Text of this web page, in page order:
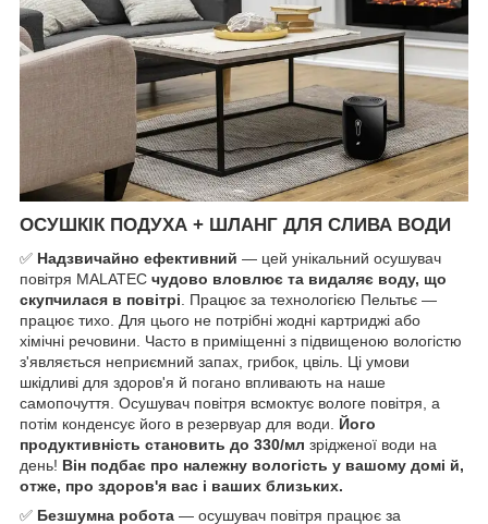
ОСУШКІК ПОДУХА + ШЛАНГ ДЛЯ СЛИВА ВОДИ
✅ Надзвичайно ефективний — цей унікальний осушувач
повітря MALATEC чудово вловлює та видаляє воду, що
скупчилася в повітрі . Працює за технологією Пельтьє —
працює тихо. Для цього не потрібні жодні картриджі або
хімічні речовини. Часто в приміщенні з підвищеною вологістю
з'являється неприємний запах, грибок, цвіль. Ці умови
шкідливі для здоров'я й погано впливають на наше
самопочуття. Осушувач повітря всмоктує вологе повітря, а
потім конденсує його в резервуар для води. Його
продуктивність становить до 330/мл зрідженої води на
день! Він подбає про належну вологість у вашому домі й,
отже, про здоров'я вас і ваших близьких.
✅ Безшумна робота — осушувач повітря працює за